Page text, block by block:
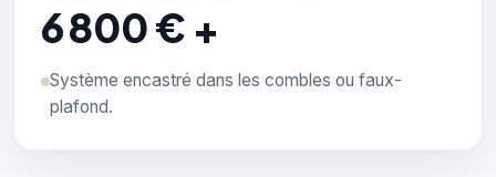
6 800 € +
Système encastré dans les combles ou faux-
plafond.